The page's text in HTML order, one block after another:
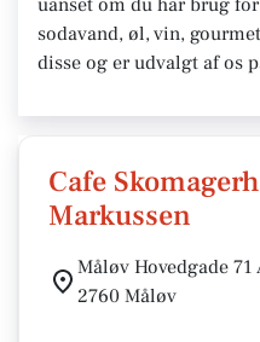
uanset om du har brug
sodavand, øl, vin,
disse og er udvalgt af os
Cafe
Markussen
Måløv Hovedgade 71
2760 Måløv